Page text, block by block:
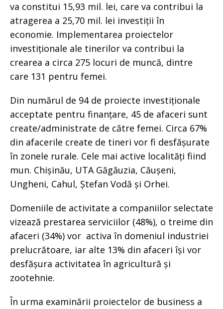
va constitui 15,93 mil. lei, care va contribui la
atragerea a 25,70 mil. lei investiții în
economie. Implementarea proiectelor
investiționale ale tinerilor va contribui la
crearea a circa 275 locuri de muncă, dintre
care 131 pentru femei.
Din numărul de 94 de proiecte investiționale
acceptate pentru finanțare, 45 de afaceri sunt
create/administrate de către femei. Circa 67%
din afacerile create de tineri vor fi desfășurate
în zonele rurale. Cele mai active localități fiind
mun. Chișinău, UTA Găgăuzia, Căușeni,
Ungheni, Cahul, Ștefan Vodă și Orhei.
Domeniile de activitate a companiilor selectate
vizează prestarea serviciilor (48%), o treime din
afaceri (34%) vor activa în domeniul industriei
prelucrătoare, iar alte 13% din afaceri își vor
desfășura activitatea în agricultură și
zootehnie.
În urma examinării proiectelor de business a